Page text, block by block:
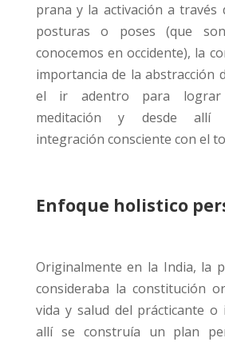
prana y la activación a través
posturas o poses (que
conocemos en occidente), la
importancia de la abstracción
el ir adentro para lograr
meditación y desde allí
integración consciente con el
Enfoque holistico
Originalmente en la India, la
consideraba la constitución
vida y salud del prácticante o
allí se construía un plan